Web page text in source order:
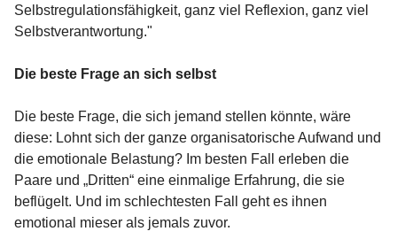
Selbstregulationsfähigkeit, ganz viel Reflexion, ganz viel
Selbstverantwortung."
Die beste Frage an sich selbst
Die beste Frage, die sich jemand stellen könnte, wäre
diese: Lohnt sich der ganze organisatorische Aufwand und
die emotionale Belastung? Im besten Fall erleben die
Paare und „Dritten“ eine einmalige Erfahrung, die sie
beflügelt. Und im schlechtesten Fall geht es ihnen
emotional mieser als jemals zuvor.